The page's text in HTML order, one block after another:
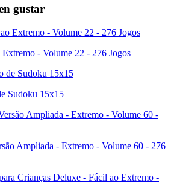
gustar
- Volume 22 - 276 Jogos
Sudoku 15x15
Ampliada - Extremo - Volume 60 - 276